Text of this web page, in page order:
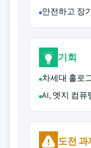
안전하고 장
기회
차세대 홀로
AI, 엣지 컴
도전 과